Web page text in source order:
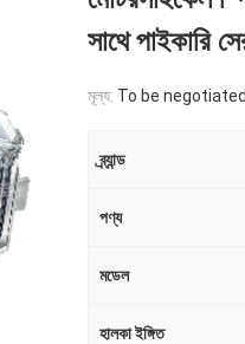
সাথে পাইকারি
মূল্য: To be negotiated.
ব্র্যান্ড
পণ্য
মডেল
হালকা ইঙ্গিত